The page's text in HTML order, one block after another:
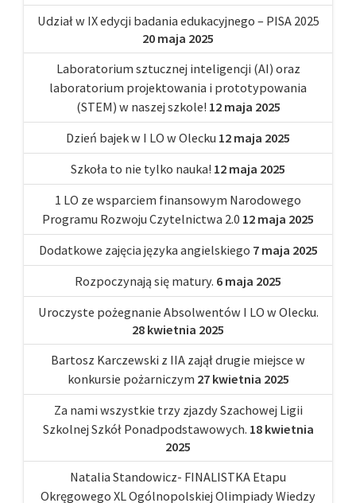
Udział w IX edycji badania edukacyjnego – PISA 2025
20 maja 2025
Laboratorium sztucznej inteligencji (AI) oraz
laboratorium projektowania i prototypowania
(STEM) w naszej szkole! 12 maja 2025
Dzień bajek w I LO w Olecku 12 maja 2025
Szkoła to nie tylko nauka! 12 maja 2025
1 LO ze wsparciem finansowym Narodowego
Programu Rozwoju Czytelnictwa 2.0 12 maja 2025
Dodatkowe zajęcia języka angielskiego 7 maja 2025
Rozpoczynają się matury. 6 maja 2025
Uroczyste pożegnanie Absolwentów I LO w Olecku.
28 kwietnia 2025
Bartosz Karczewski z IIA zajął drugie miejsce w
konkursie pożarniczym 27 kwietnia 2025
Za nami wszystkie trzy zjazdy Szachowej Ligii
Szkolnej Szkół Ponadpodstawowych. 18 kwietnia
2025
Natalia Standowicz- FINALISTKA Etapu
Okręgowego XL Ogólnopolskiej Olimpiady Wiedzy